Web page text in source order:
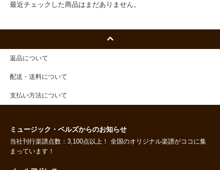
最近チェックした商品はまだありません。
返品について
配送・送料について
支払い方法について
ミュージック・ベルズからのお知らせ
当社刊行楽譜点数：3,100点以上！ 全国のオリジナル楽譜がココに集
まっています！